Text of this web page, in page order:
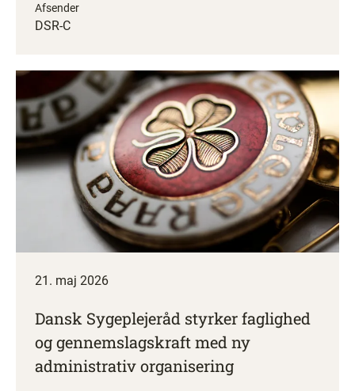
Afsender
DSR-C
21. maj 2026
Dansk Sygeplejeråd styrker faglighed
og gennemslagskraft med ny
administrativ organisering